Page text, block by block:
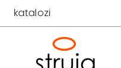
katalozi